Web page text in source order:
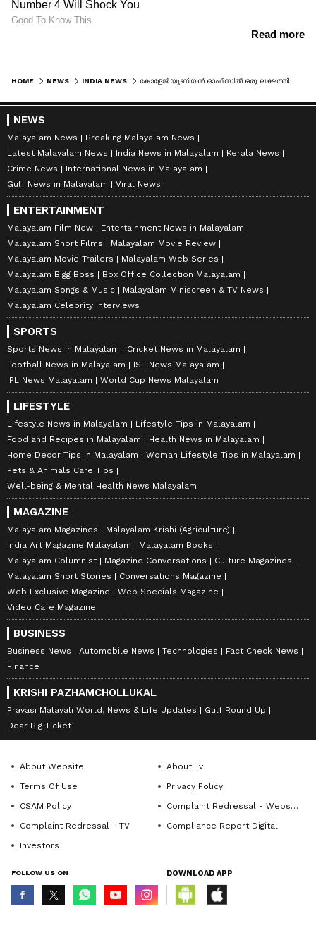
HOME NEWS INDIA NEWS
NEWS
Malayalam News
Breaking Malayalam News
Latest Malayalam News
India News in Malayalam
Kerala News
Crime News
International News in Malayalam
Gulf News in Malayalam
Viral News
ENTERTAINMENT
Malayalam Film New
Entertainment News in Malayalam
Malayalam Short Films
Malayalam Movie Review
Malayalam Movie Trailers
Malayalam Web Series
Malayalam Bigg Boss
Box Office Collection Malayalam
Malayalam Songs & Music
Malayalam Miniscreen & TV News
Malayalam Celebrity Interviews
SPORTS
Sports News in Malayalam
Cricket News in Malayalam
Football News in Malayalam
ISL News Malayalam
IPL News Malayalam
World Cup News Malayalam
LIFESTYLE
Lifestyle News in Malayalam
Lifestyle Tips in Malayalam
Food and Recipes in Malayalam
Health News in Malayalam
Home Decor Tips in Malayalam
Woman Lifestyle Tips in Malayalam
Pets & Animals Care Tips
Well-being & Mental Health News Malayalam
MAGAZINE
Malayalam Magazines
Malayalam Krishi (Agriculture)
India Art Magazine Malayalam
Malayalam Books
Malayalam Columnist
Magazine Conversations
Culture Magazines
Malayalam Short Stories
Conversations Magazine
Web Exclusive Magazine
Web Specials Magazine
Video Cafe Magazine
BUSINESS
Business News Automobile News Technologies
Fact Check News
Finance
KRISHI PAZHAMCHOLLUKAL
Pravasi Malayali World, News & Life Updates
Gulf Round Up
Dear Big Ticket
About Website
About Tv
Terms Of Use
Privacy Policy
CSAM Policy
Complaint Redressal - Website
Complaint Redressal - TV
Compliance Report Digital
Investors
FOLLOW US ON DOWNLOAD APP